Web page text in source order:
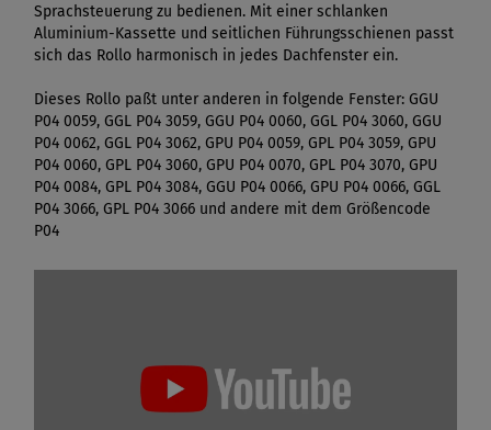
Sprachsteuerung zu bedienen. Mit einer schlanken
Aluminium-Kassette und seitlichen Führungsschienen passt
sich das Rollo harmonisch in jedes Dachfenster ein.
Dieses Rollo paßt unter anderen in folgende Fenster: GGU
P04 0059, GGL P04 3059, GGU P04 0060, GGL P04 3060, GGU
P04 0062, GGL P04 3062, GPU P04 0059, GPL P04 3059, GPU
P04 0060, GPL P04 3060, GPU P04 0070, GPL P04 3070, GPU
P04 0084, GPL P04 3084, GGU P04 0066, GPU P04 0066, GGL
P04 3066, GPL P04 3066 und andere mit dem Größencode
P04